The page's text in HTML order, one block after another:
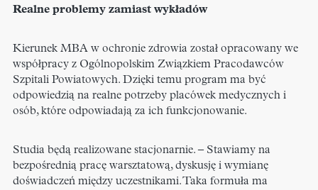
Realne problemy zamiast wykładów
Kierunek MBA w ochronie zdrowia został opracowany we
współpracy z Ogólnopolskim Związkiem Pracodawców
Szpitali Powiatowych. Dzięki temu program ma być
odpowiedzią na realne potrzeby placówek medycznych i
osób, które odpowiadają za ich funkcjonowanie.
Studia będą realizowane stacjonarnie. – Stawiamy na
bezpośrednią pracę warsztatową, dyskusję i wymianę
doświadczeń między uczestnikami. Taka formuła ma